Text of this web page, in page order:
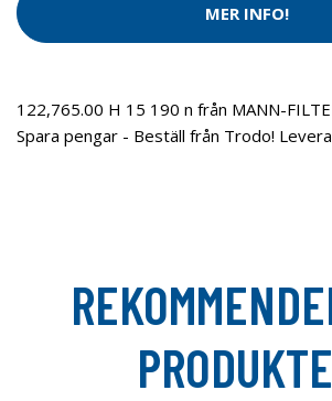
MER INFO!
122,765.00 H 15 190 n från MANN-
Spara pengar - Beställ från Trodo!